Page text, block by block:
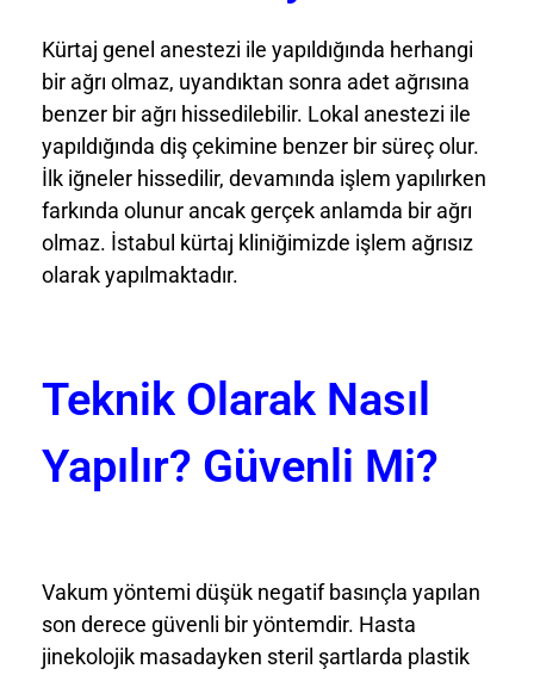
Kürtaj genel anestezi ile yapıldığında herhangi
bir ağrı olmaz, uyandıktan sonra adet ağrısına
benzer bir ağrı hissedilebilir. Lokal anestezi ile
yapıldığında diş çekimine benzer bir süreç olur.
İlk iğneler hissedilir, devamında işlem yapılırken
farkında olunur ancak gerçek anlamda bir ağrı
olmaz. İstabul kürtaj kliniğimizde işlem ağrısız
olarak yapılmaktadır.
Teknik Olarak Nasıl
Yapılır? Güvenli Mi?
Vakum yöntemi düşük negatif basınçla yapılan
son derece güvenli bir yöntemdir. Hasta
jinekolojik masadayken steril şartlarda plastik